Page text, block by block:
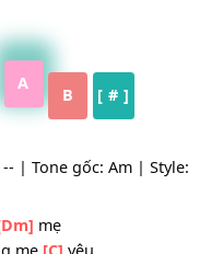
B [ # ]
sĩ: -- | Tone gốc: Am |